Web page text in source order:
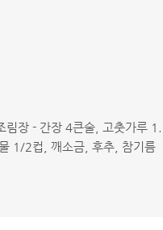
장 - 간장 4큰술, 고춧가루
1/2컵, 깨소금, 후추, 참기름